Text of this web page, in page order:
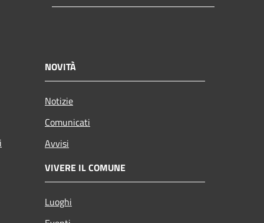
NOVITÀ
Notizie
Comunicati
Avvisi
VIVERE IL COMUNE
Luoghi